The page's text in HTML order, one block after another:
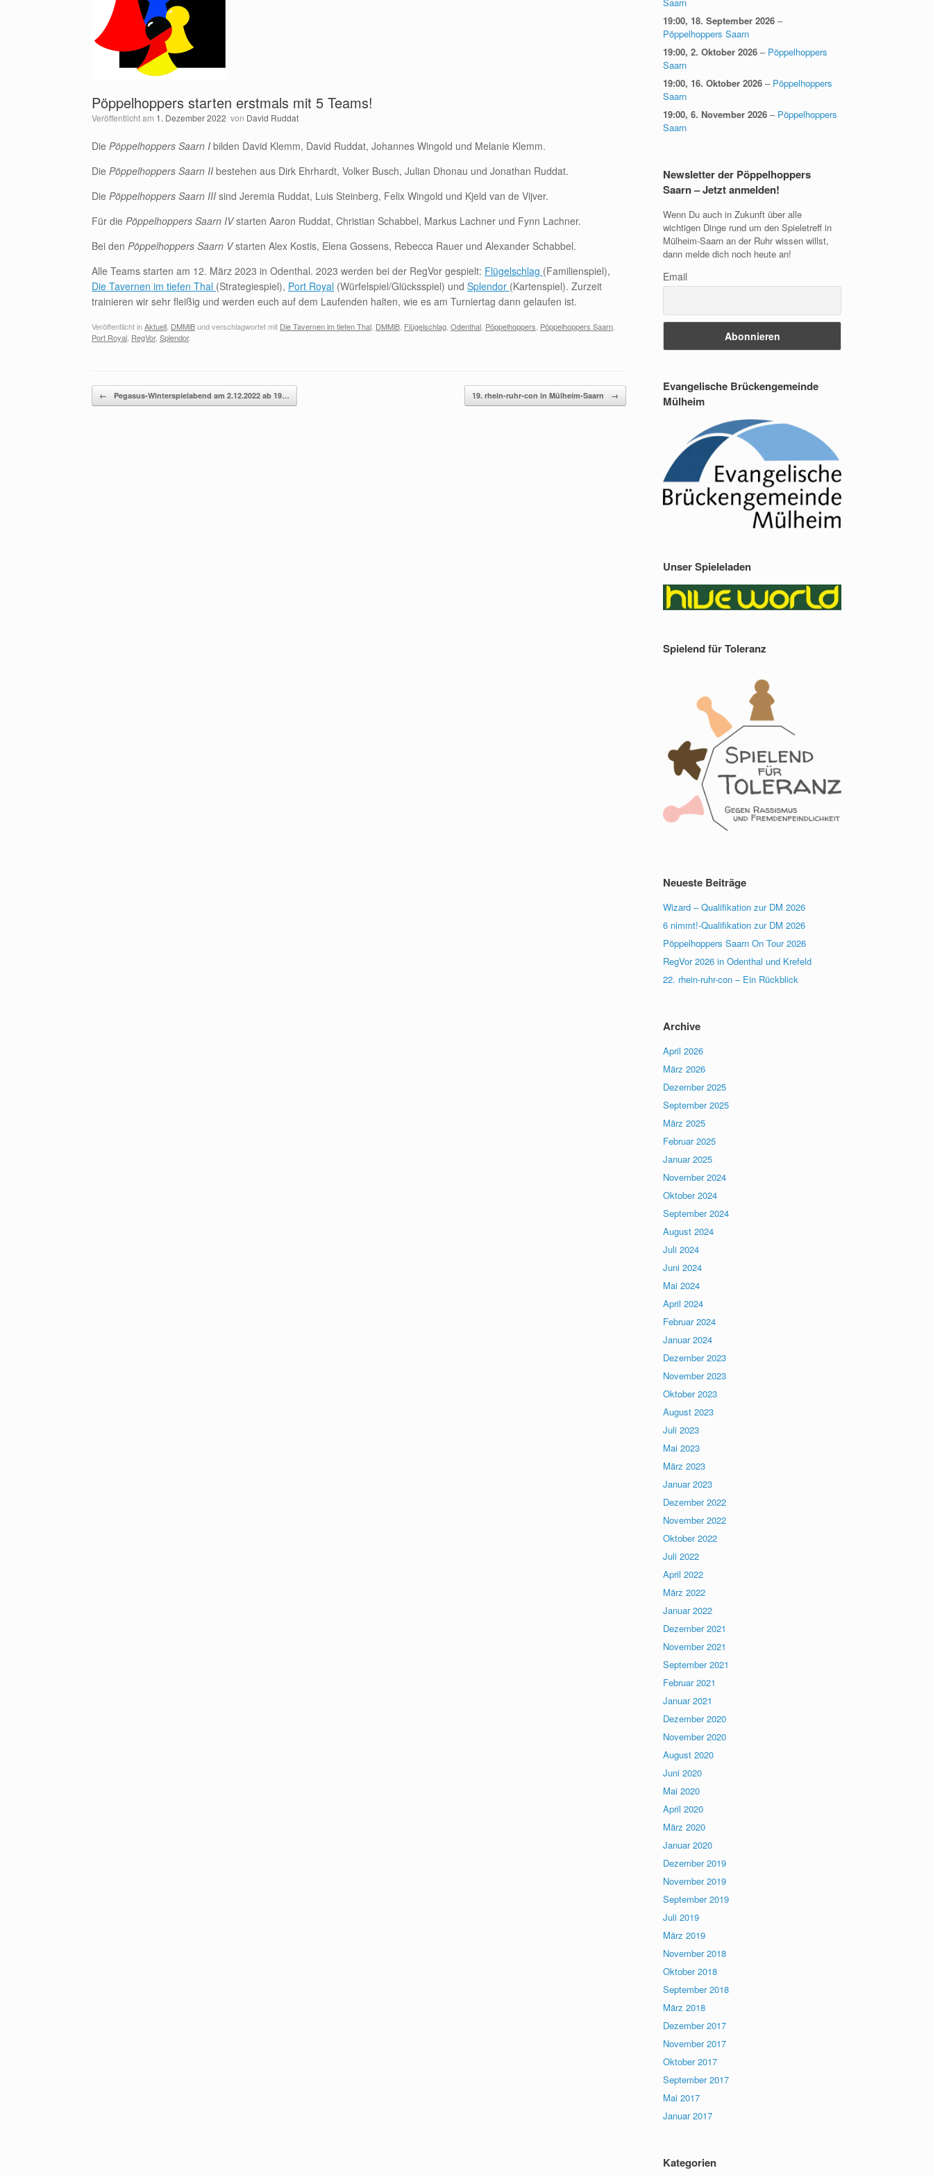
Pöppelhoppers starten erstmals mit 5 Teams!
Veröffentlicht am 1. Dezember 2022 von David Ruddat
Die Pöppelhoppers Saarn I bilden David Klemm, David Ruddat, Johannes Wingold und Melanie Klemm.
Die Pöppelhoppers Saarn II bestehen aus Dirk Ehrhardt, Volker Busch, Julian Dhonau und Jonathan Ruddat.
Die Pöppelhoppers Saarn III sind Jeremia Ruddat, Luis Steinberg, Felix Wingold und Kjeld van de Vijver.
Für die Pöppelhoppers Saarn IVstarten Aaron Ruddat, Christian Schabbel, Markus Lachner und Fynn Lachner.
Bei den Pöppelhoppers Saarn Vstarten Alex Kostis, Elena Gossens, Rebecca Rauer und Alexander Schabbel.
Alle Teams starten am 12. März 2023 in Odenthal. 2023 werden bei der RegVor gespielt: Flügelschlag (Familienspiel),
Die Tavernen im tiefen Thal (Strategiespiel), Port Royal (Würfelspiel/Glücksspiel) und Splendor (Kartenspiel). Zurzeit
trainieren wir sehr fleißig und werden euch auf dem Laufenden halten, wie es am Turniertag dann gelaufen ist.
Veröffentlicht inAktuell DMMiBund verschlagwortet mit Die Tavernen im tiefen Thal DMMiB Flügelschlag Odenthal Pöppelhoppers Pöppelhoppers Saarn
Port Royal RegVor, Splendor.
Beitragsnavigation
← Pegasus-Winterspielabend am 2.12.2022 ab 19… 19. rhein-ruhr-con in Mülheim-Saarn →
19:00, 18. September 2026 –
Pöppelhoppers Saarn
19:00,2. Oktober 2026 – Pöppelhoppers
Saarn
19:00, 16. Oktober 2026 – Pöppelhoppers
Saarn
19:00,6. November 2026 – Pöppelhoppers
Saarn
Newsletter der Pöppelhoppers
Saarn – Jetzt anmelden!
Wenn Du auch in Zukunft über alle
wichtigen Dinge rund um den Spieletreff in
Mülheim-Saarn an der Ruhr wissen willst,
dann melde dich noch heute an!
Email
Evangelische Brückengemeinde
Mülheim
Unser Spieleladen
Spielend für Toleranz
Neueste Beiträge
Wizard – Qualifikation zur DM 2026
6 nimmt!-Qualifikation zur DM 2026
Pöppelhoppers Saarn On Tour 2026
RegVor 2026 in Odenthal und Krefeld
22. rhein-ruhr-con – Ein Rückblick
Archive
April 2026
März 2026
Dezember 2025
September 2025
März 2025
Februar 2025
Januar 2025
November 2024
Oktober 2024
September 2024
August 2024
Juli 2024
Juni 2024
Mai 2024
April 2024
Februar 2024
Januar 2024
Dezember 2023
November 2023
Oktober 2023
August 2023
Juli 2023
Mai 2023
März 2023
Januar 2023
Dezember 2022
November 2022
Oktober 2022
Juli 2022
April 2022
März 2022
Januar 2022
Dezember 2021
November 2021
September 2021
Februar 2021
Januar 2021
Dezember 2020
November 2020
August 2020
Juni 2020
Mai 2020
April 2020
März 2020
Januar 2020
Dezember 2019
November 2019
September 2019
Juli 2019
März 2019
November 2018
Oktober 2018
September 2018
März 2018
Dezember 2017
November 2017
Oktober 2017
September 2017
Mai 2017
Januar 2017
Kategorien